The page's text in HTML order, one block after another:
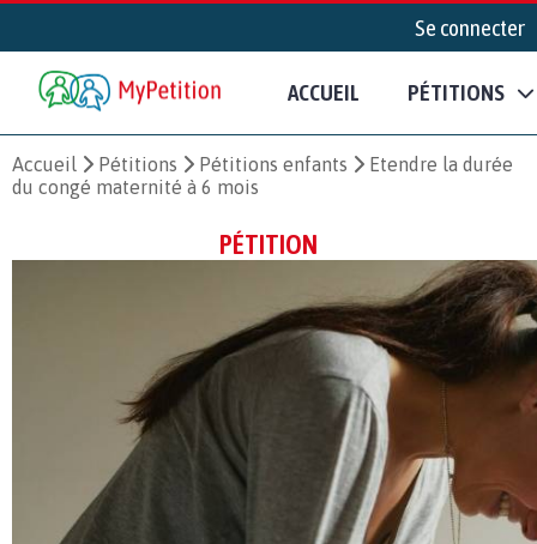
Se connecter
ACCUEIL PÉTITIONS
Accueil Pétitions Pétitions enfants
Etendre la durée
du congé maternité à 6 mois
PÉTITION